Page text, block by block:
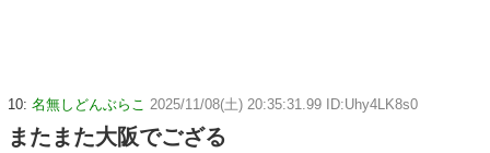
10: 名無しどんぶらこ 2025/11/08(土) 20:35:31.99 ID:Uhy4LK8s0
またまた大阪でござる